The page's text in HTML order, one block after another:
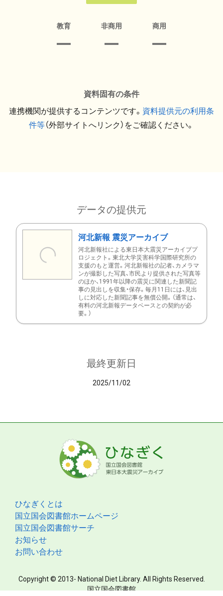
教育 非商用 商用
資料固有の条件
連携機関が提供するコンテンツです。 資料提供元の利用条
件等（外部サイトへリンク）をご確認ください。
データの提供元
河北新報 震災アーカイブ
河北新報社による東日本大震災アーカイブプ
ロジェクト。東北大学災害科学国際研究所の
支援のもと運営。河北新報社の記者、カメラマ
ンが撮影した写真、市民より提供された写真等
のほか、1991年以降の震災に関連した新聞記
事の見出しを収集・保存。毎月11日には、見出
しに対応した新聞記事を無償公開。（通常は、
有料の河北新報データベースとの契約が必
要。）
最終更新日
2025/11/02
ひなぎくとは
国立国会図書館ホームページ
国立国会図書館サーチ
お知らせ
お問い合わせ
Copyright © 2013- National Diet Library. All Rights Reserved.